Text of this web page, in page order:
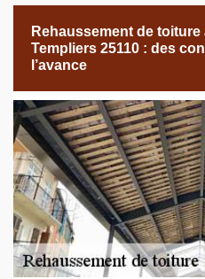
Rehaussement de
Templiers 25110 : des
l’avance